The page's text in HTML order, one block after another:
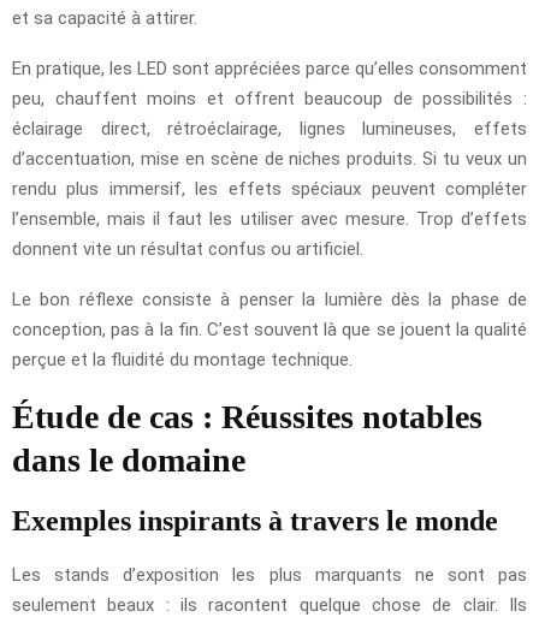
et sa capacité à attirer.
En pratique, les LED sont appréciées parce qu’elles consomment
peu, chauffent moins et offrent beaucoup de possibilités :
éclairage direct, rétroéclairage, lignes lumineuses, effets
d’accentuation, mise en scène de niches produits. Si tu veux un
rendu plus immersif, les effets spéciaux peuvent compléter
l’ensemble, mais il faut les utiliser avec mesure. Trop d’effets
donnent vite un résultat confus ou artificiel.
Le bon réflexe consiste à penser la lumière dès la phase de
conception, pas à la fin. C’est souvent là que se jouent la qualité
perçue et la fluidité du montage technique.
Étude de cas : Réussites notables
dans le domaine
Exemples inspirants à travers le monde
Les stands d’exposition les plus marquants ne sont pas
seulement beaux : ils racontent quelque chose de clair. Ils